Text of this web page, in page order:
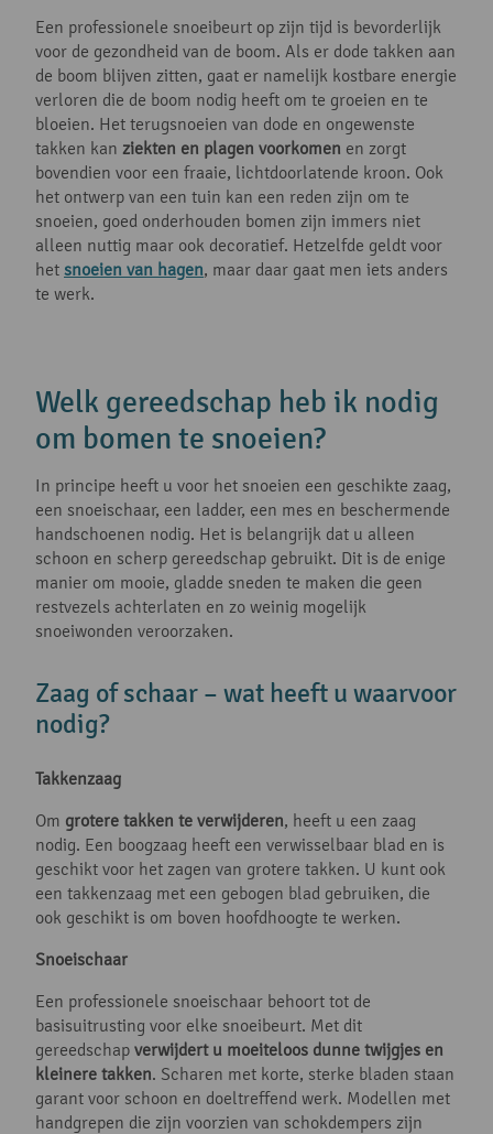
Een professionele snoeibeurt op zijn tijd is bevorderlijk
voor de gezondheid van de boom. Als er dode takken aan
de boom blijven zitten, gaat er namelijk kostbare energie
verloren die de boom nodig heeft om te groeien en te
bloeien. Het terugsnoeien van dode en ongewenste
takken kan ziekten en plagen voorkomen en zorgt
bovendien voor een fraaie, lichtdoorlatende kroon. Ook
het ontwerp van een tuin kan een reden zijn om te
snoeien, goed onderhouden bomen zijn immers niet
alleen nuttig maar ook decoratief. Hetzelfde geldt voor
het snoeien van hagen, maar daar gaat men iets anders
te werk.
Welk gereedschap heb ik nodig
om bomen te snoeien?
In principe heeft u voor het snoeien een geschikte zaag,
een snoeischaar, een ladder, een mes en beschermende
handschoenen nodig. Het is belangrijk dat u alleen
schoon en scherp gereedschap gebruikt. Dit is de enige
manier om mooie, gladde sneden te maken die geen
restvezels achterlaten en zo weinig mogelijk
snoeiwonden veroorzaken.
Zaag of schaar – wat heeft u waarvoor
nodig?
Takkenzaag
Om grotere takken te verwijderen, heeft u een zaag
nodig. Een boogzaag heeft een verwisselbaar blad en is
geschikt voor het zagen van grotere takken. U kunt ook
een takkenzaag met een gebogen blad gebruiken, die
ook geschikt is om boven hoofdhoogte te werken.
Snoeischaar
Een professionele snoeischaar behoort tot de
basisuitrusting voor elke snoeibeurt. Met dit
gereedschap verwijdert u moeiteloos dunne twijgjes en
kleinere takken. Scharen met korte, sterke bladen staan
garant voor schoon en doeltreffend werk. Modellen met
handgrepen die zijn voorzien van schokdempers zijn